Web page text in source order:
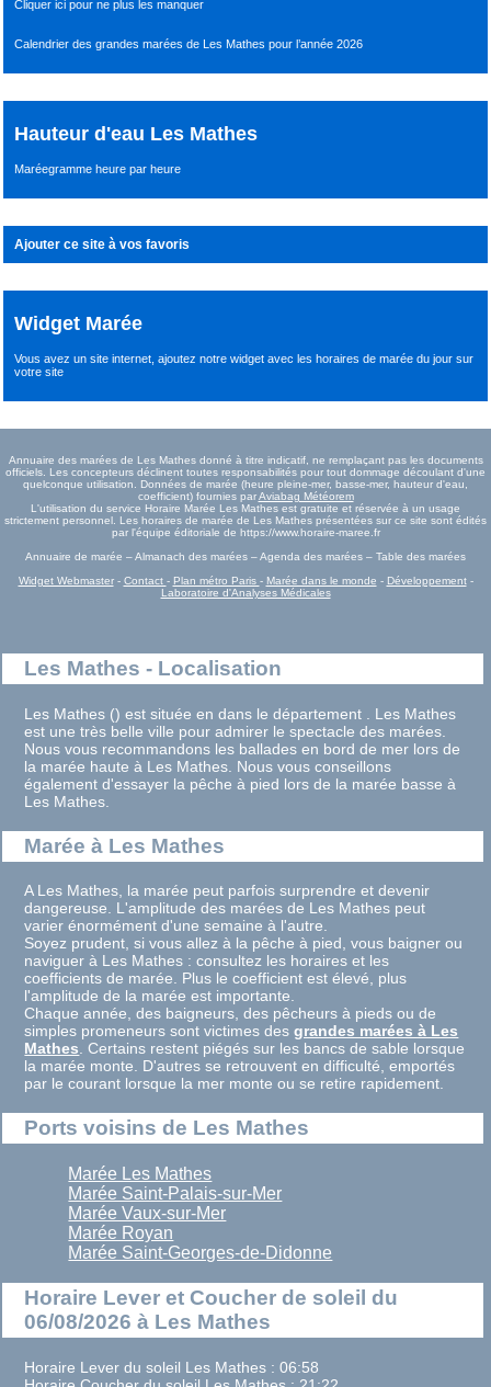
Cliquer ici pour ne plus les manquer
Calendrier des grandes marées de Les Mathes pour l’année 2026
Hauteur d'eau Les Mathes
Maréegramme heure par heure
Ajouter ce site à vos favoris
Widget Marée
Vous avez un site internet,ajoutez notre widget avec les horaires de marée du joursur
votre site
Annuaire des marées de Les Mathes donné à titre indicatif, ne remplaçant pas les documents
officiels. Les concepteurs déclinent toutes responsabilités pour tout dommage découlant d'une
quelconque utilisation. Données de marée (heure pleine-mer, basse-mer, hauteur d'eau,
coefficient) fournies parAviabag Météorem
L'utilisation du service Horaire Marée Les Mathes est gratuite et réservée à un usage
strictement personnel. Les horaires de marée de Les Mathes présentées sur ce site sont édités
par l'équipe éditoriale de https://www.horaire-maree.fr
Annuaire de marée – Almanach des marées – Agenda des marées – Table des marées
Widget Webmaster- Contact - Plan métro Paris - Marée dans le monde - Développement-
Laboratoire d'Analyses Médicales
Les Mathes - Localisation
Les Mathes () est située en dans le département . Les Mathes
est une très belle ville pour admirer le spectacle des marées.
Nous vous recommandons les ballades en bord de mer lors de
la marée haute à Les Mathes. Nous vous conseillons
également d'essayer la pêche à pied lors de la marée basse à
Les Mathes.
Marée à Les Mathes
A Les Mathes, la marée peut parfois surprendre et devenir
dangereuse. L'amplitude des marées de Les Mathes peut
varier énormément d'une semaine à l'autre.
Soyez prudent, si vous allez à la pêche à pied, vous baigner ou
naviguer à Les Mathes : consultez les horaires et les
coefficients de marée. Plus le coefficient est élevé, plus
l'amplitude de la marée est importante.
Chaque année, des baigneurs, des pêcheurs à pieds ou de
simples promeneurs sont victimes desgrandes marées à Les
Mathes. Certains restent piégés sur les bancs de sable lorsque
la marée monte. D'autres se retrouvent en difficulté, emportés
par le courant lorsque la mer monte ou se retire rapidement.
Ports voisins de Les Mathes
Marée Les Mathes
Marée Saint-Palais-sur-Mer
Marée Vaux-sur-Mer
Marée Royan
Marée Saint-Georges-de-Didonne
Horaire Lever et Coucher de soleil du
06/08/2026 à Les Mathes
Horaire Lever du soleil Les Mathes : 06:58